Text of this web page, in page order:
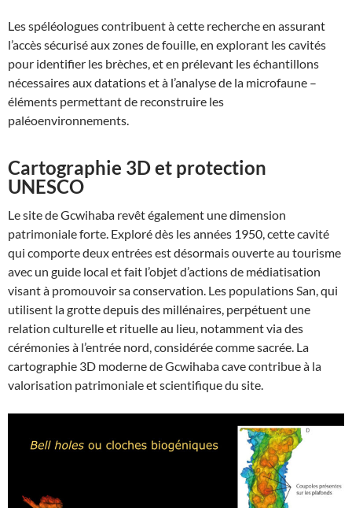
Les spéléologues contribuent à cette recherche en assurant
l’accès sécurisé aux zones de fouille, en explorant les cavités
pour identifier les brèches, et en prélevant les échantillons
nécessaires aux datations et à l’analyse de la microfaune –
éléments permettant de reconstruire les
paléoenvironnements.
Cartographie 3D et protection
UNESCO
Le site de Gcwihaba revêt également une dimension
patrimoniale forte. Exploré dès les années 1950, cette cavité
qui comporte deux entrées est désormais ouverte au tourisme
avec un guide local et fait l’objet d’actions de médiatisation
visant à promouvoir sa conservation. Les populations San, qui
utilisent la grotte depuis des millénaires, perpétuent une
relation culturelle et rituelle au lieu, notamment via des
cérémonies à l’entrée nord, considérée comme sacrée. La
cartographie 3D moderne de Gcwihaba cave contribue à la
valorisation patrimoniale et scientifique du site.